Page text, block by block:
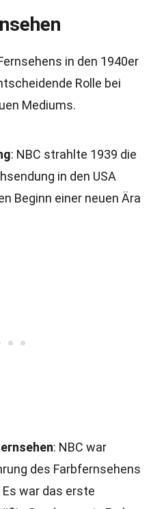
in den 1940er
Rolle bei
Mediums.
: NBC strahlte 1939 die
in den USA
Beginn einer neuen Ära
: NBC war
des Farbfernsehens
war das erste